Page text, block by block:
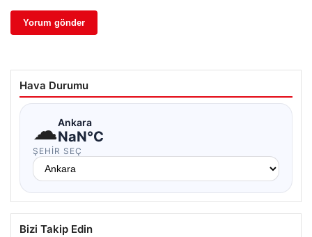
Hava Durumu
☁Ankara
NaN°C
ŞEHIR SEÇ
Bizi Takip Edin